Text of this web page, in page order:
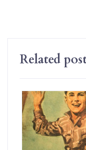
Related